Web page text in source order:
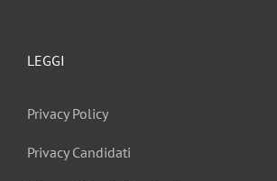
LEGGI
Privacy Policy
Privacy Candidati